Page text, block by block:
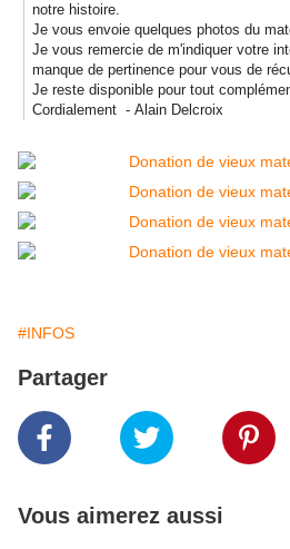
notre histoire.
Je vous envoie quelques photos du
Je vous remercie de m'indiquer votre
manque de pertinence pour vous de
Je reste disponible pour tout
Cordialement - Alain Delcroix
#INFOS
Partager
Vous aimerez aussi